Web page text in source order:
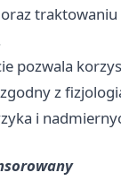
pozwala
z
i